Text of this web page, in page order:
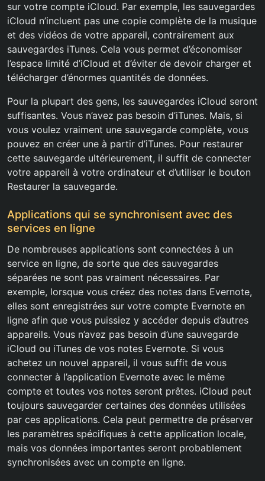
sur votre compte iCloud. Par exemple, les sauvegardes
iCloud n’incluent pas une copie complète de la musique
et des vidéos de votre appareil, contrairement aux
sauvegardes iTunes. Cela vous permet d’économiser
l’espace limité d’iCloud et d’éviter de devoir charger et
télécharger d’énormes quantités de données.
Pour la plupart des gens, les sauvegardes iCloud seront
suffisantes. Vous n’avez pas besoin d’iTunes. Mais, si
vous voulez vraiment une sauvegarde complète, vous
pouvez en créer une à partir d’iTunes. Pour restaurer
cette sauvegarde ultérieurement, il suffit de connecter
votre appareil à votre ordinateur et d’utiliser le bouton
Restaurer la sauvegarde.
Applications qui se synchronisent avec des
services en ligne
De nombreuses applications sont connectées à un
service en ligne, de sorte que des sauvegardes
séparées ne sont pas vraiment nécessaires. Par
exemple, lorsque vous créez des notes dans Evernote,
elles sont enregistrées sur votre compte Evernote en
ligne afin que vous puissiez y accéder depuis d’autres
appareils. Vous n’avez pas besoin d’une sauvegarde
iCloud ou iTunes de vos notes Evernote. Si vous
achetez un nouvel appareil, il vous suffit de vous
connecter à l’application Evernote avec le même
compte et toutes vos notes seront prêtes. iCloud peut
toujours sauvegarder certaines des données utilisées
par ces applications. Cela peut permettre de préserver
les paramètres spécifiques à cette application locale,
mais vos données importantes seront probablement
synchronisées avec un compte en ligne.